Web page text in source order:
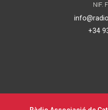
NIF.
+34